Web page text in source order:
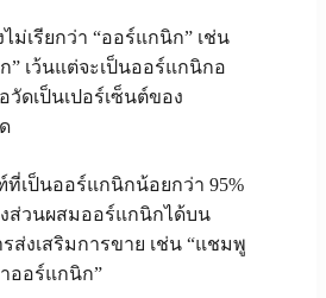
เรียกว่า “ออร์แกนิก” เช่น
เว้นแต่จะเป็นออร์แกนิกอ
วัดเป็นเปอร์เซ็นต์ของ
เป็นออร์แกนิกน้อยกว่า 95%
ส่วนผสมออร์แกนิกได้บน
ส่งเสริมการขาย เช่น “แชมพู
ออร์แกนิก”